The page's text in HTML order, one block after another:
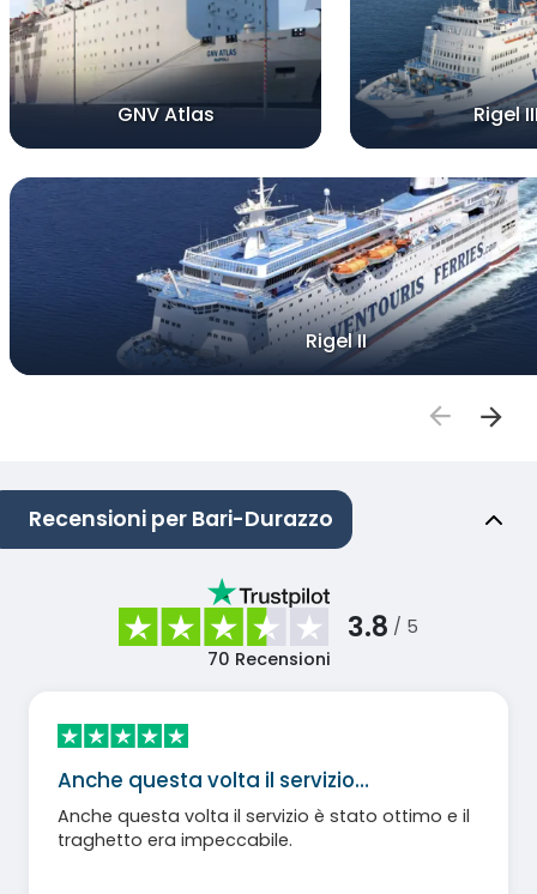
GNV Atlas Rigel
Rigel II
Recensioni per Bari-Durazzo
3.8 / 5
70 Recensioni
Anche questa volta il servizio…
Anche questa volta il servizio è stato ottimo e il
traghetto era impeccabile.